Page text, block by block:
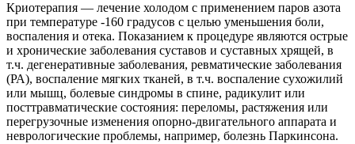
Криотерапия — лечение холодом с применением паров азота
при температуре -160 градусов с целью уменьшения боли,
воспаления и отека. Показанием к процедуре являются острые
и хронические заболевания суставов и суставных хрящей, в
т.ч. дегенеративные заболевания, ревматические заболевания
(РА), воспаление мягких тканей, в т.ч. воспаление сухожилий
или мышц, болевые синдромы в спине, радикулит или
посттравматические состояния: переломы, растяжения или
перегрузочные изменения опорно-двигательного аппарата и
неврологические проблемы, например, болезнь Паркинсона.